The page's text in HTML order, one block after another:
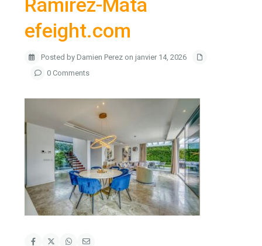
efeight.com
Posted by Damien Perez on janvier 14, 2026
0 Comments